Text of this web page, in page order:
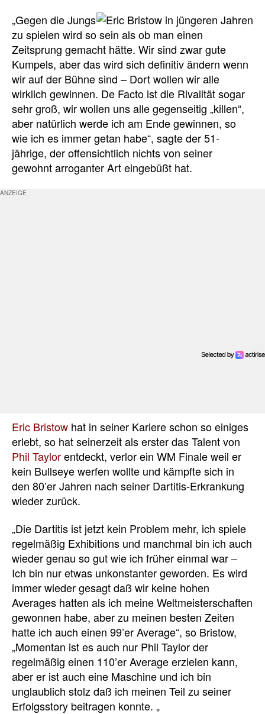
„Gegen die Jungs
zu spielen wird so sein als ob man einen
Zeitsprung gemacht hätte. Wir sind zwar gute
Kumpels, aber das wird sich definitiv ändern wenn
wir auf der Bühne sind – Dort wollen wir alle
wirklich gewinnen. De Facto ist die Rivalität sogar
sehr groß, wir wollen uns alle gegenseitig „killen“,
aber natürlich werde ich am Ende gewinnen, so
wie ich es immer getan habe“, sagte der 51-
jährige, der offensichtlich nichts von seiner
gewohnt arroganter Art eingebüßt hat.
Eric Bristow hat in seiner Kariere schon so einiges
erlebt, so hat seinerzeit als erster das Talent von
Phil Taylorentdeckt, verlor ein WM Finale weil er
kein Bullseye werfen wollte und kämpfte sich in
den 80’er Jahren nach seiner Dartitis-Erkrankung
wieder zurück.
„Die Dartitis ist jetzt kein Problem mehr, ich spiele
regelmäßig Exhibitions und manchmal bin ich auch
wieder genau so gut wie ich früher einmal war –
Ich bin nur etwas unkonstanter geworden. Es wird
immer wieder gesagt daß wir keine hohen
Averages hatten als ich meine Weltmeisterschaften
gewonnen habe, aber zu meinen besten Zeiten
hatte ich auch einen 99’er Average“, so Bristow,
„Momentan ist es auch nur Phil Taylor der
regelmäßig einen 110’er Average erzielen kann,
aber er ist auch eine Maschine und ich bin
unglaublich stolz daß ich meinen Teil zu seiner
Erfolgsstory beitragen konnte. „